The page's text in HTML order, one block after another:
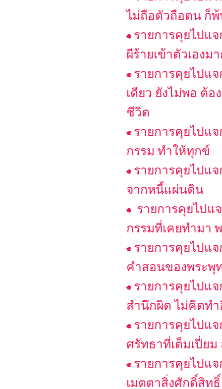
ไม่ถือตัวถือตน ก็พ้
รายการคุยไปแ
ผีร้ายเข้าตัวเองม
รายการคุยไปแจ
เดียว ยังไม่พอ ต้
ชีวิต
รายการคุยไปแ
กรรม ทำให้ทุกข์
รายการคุยไปแ
จากหนี้แผ่นดิน
รายการคุยไปแ
กรรมที่เคยทำมา
รายการคุยไปแ
คำสอนของพระพุ
รายการคุยไปแ
สำนึกผิด ไม่คิดทำ
รายการคุยไปแ
ศรัทธาที่เต็มเปี่ย
รายการคุยไปแ
เมตตาสิ่งศักดิ์สิท